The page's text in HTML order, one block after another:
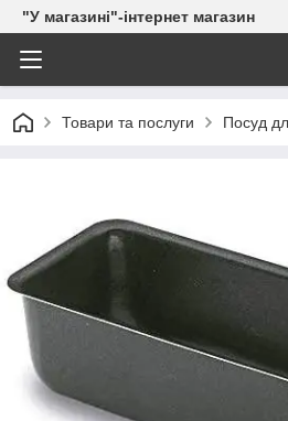
"У магазині"-інтернет магазин
Товари та послуги Посуд